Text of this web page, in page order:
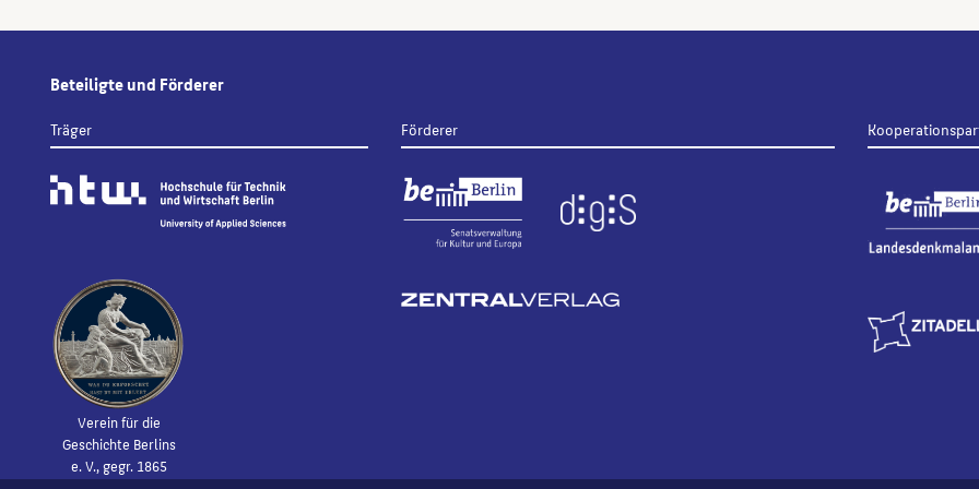
Beteiligte und Förderer
Träger
Verein für die
Geschichte Berlins
e. V., gegr. 1865
Förderer